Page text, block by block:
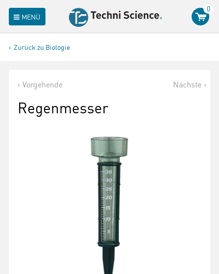
MENÜ
0
Zurück zu Biologie
Vorgehende Nächste
Regenmesser